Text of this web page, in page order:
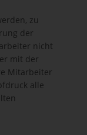
zu
der
nicht
mit der
Mitarbeiter
alle